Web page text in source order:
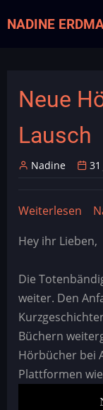
zum
NADINE
Neue
Lausch
Nadine
Weiterlesen
Hey ihr Lieben,
Die
weiter. Den
Büchern
Hörbücher bei
Plattformen